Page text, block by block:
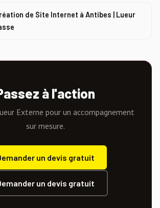
de Site Internet à Antibes | Lueur
à l'action
Externe pour un accompagnement
sur mesure.
un devis gratuit
un devis gratuit